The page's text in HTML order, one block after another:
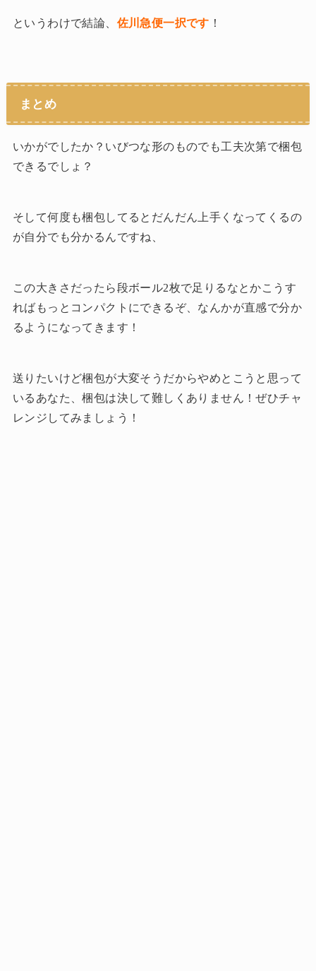
というわけで結論、 佐川急便一択です ！
まとめ
いかがでしたか？いびつな形のものでも工夫次第で梱包
できるでしょ？
そして何度も梱包してるとだんだん上手くなってくるの
が自分でも分かるんですね、
この大きさだったら段ボール2枚で足りるなとかこうす
ればもっとコンパクトにできるぞ、なんかが直感で分か
るようになってきます！
送りたいけど梱包が大変そうだからやめとこうと思って
いるあなた、梱包は決して難しくありません！ぜひチャ
レンジしてみましょう！